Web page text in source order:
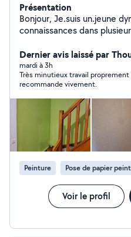
Présentation
Bonjour, Je.suis un.jeune
connaissances dans
abri jardin Changement de serrure
Récupération de colis dans
etc....
Dernier avis laissé par
mardi à 3h
Très minutieux travail
recommande vivement.
Peinture Pose de papier peint
Voir le profil